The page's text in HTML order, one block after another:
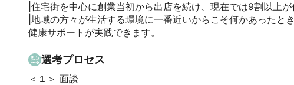
|住宅街を中心に創業当初から出店を続け、現在では9割以上が
|地域の方々が生活する環境に一番近いからこそ何かあったと
健康サポートが実践できます。
選考プロセス
＜１＞ 面談